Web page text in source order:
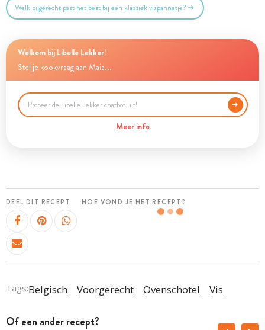
Welk bijgerecht past het best bij een klassiek vispannetje?
Welkom bij Libelle Lekker!
Stel je kookvraag aan Maia...
Meer info
DEEL DIT RECEPT HOE VOND JE HET RECEPT?
Tags:Belgisch Voorgerecht Ovenschotel Vis
Of een ander recept?